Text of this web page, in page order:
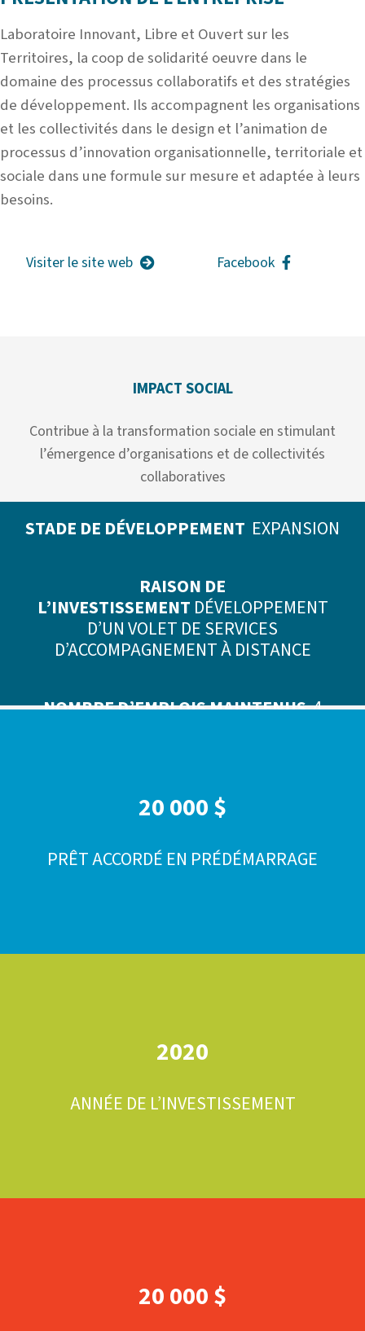
Laboratoire Innovant, Libre et Ouvert sur les
Territoires, la coop de solidarité oeuvre dans le
domaine des processus collaboratifs et des stratégies
de développement. Ils accompagnent les organisations
et les collectivités dans le design et l’animation de
processus d’innovation organisationnelle, territoriale et
sociale dans une formule sur mesure et adaptée à leurs
besoins.
Visiter le site web Facebook
IMPACT SOCIAL
Contribue à la transformation sociale en stimulant
l’émergence d’organisations et de collectivités
collaboratives
STADE DE DÉVELOPPEMENT EXPANSION
RAISON DE
L’INVESTISSEMENT DÉVELOPPEMENT
D’UN VOLET DE SERVICES
D’ACCOMPAGNEMENT À DISTANCE
NOMBRE D’EMPLOIS MAINTENUS4
20 000 $
PRÊT ACCORDÉ EN PRÉDÉMARRAGE
2020
ANNÉE DE L’INVESTISSEMENT
20 000 $